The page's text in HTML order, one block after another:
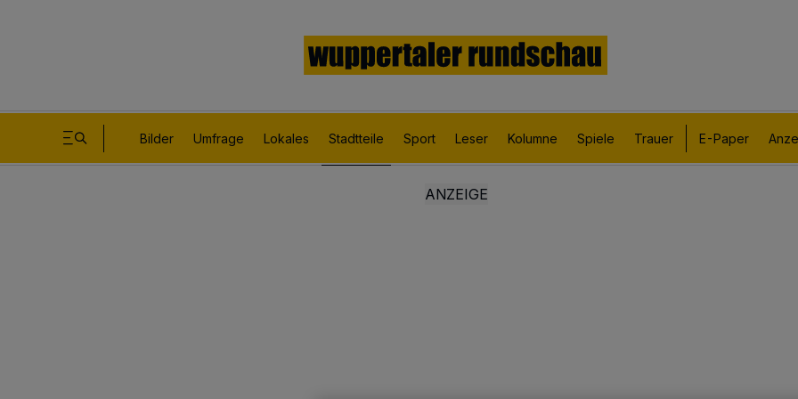
Bilder Umfrage Lokales Stadtteile Sport Leser Kolumne Spiele Trauer E-Paper